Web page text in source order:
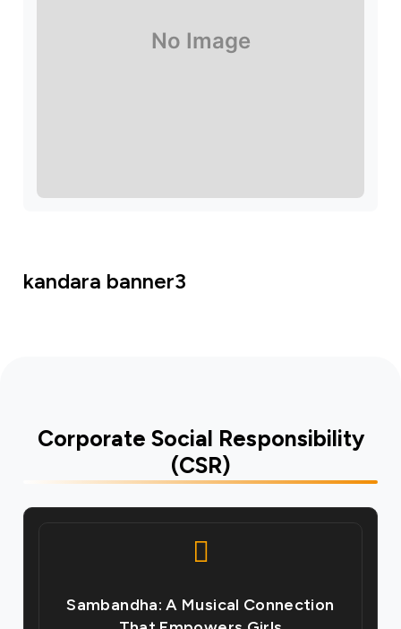
No Image
kandara banner3
Corporate Social Responsibility
(CSR)
Sambandha: A Musical Connection